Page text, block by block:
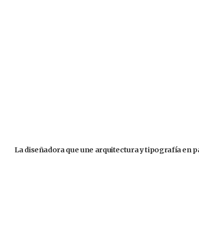
La diseñadora que une arquitectura y tipografía en